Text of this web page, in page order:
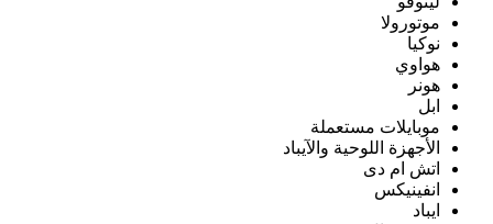
موتورولا
نوكيا
هواوي
هونر
ابل
موبايلات مستعملة
الأجهزة اللوحية والآيباد
اتش ام دى
انفينيكس
ايباد